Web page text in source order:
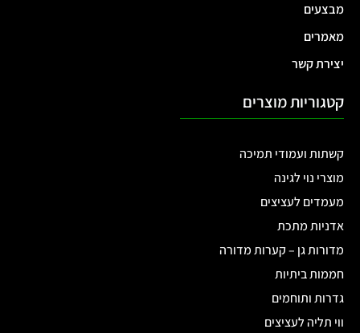
מבצעים
מאמרים
יצירת קשר
קטגוריות מוצרים
קשתות ועמודי תמיכה
מוצרי נוי לגינה
מעמדים לעציצים
אדניות מתכת
מדורות גן – קערות מדורה
חממות ביתיות
גדרות ותוחמים
ווי תליה לעציצים